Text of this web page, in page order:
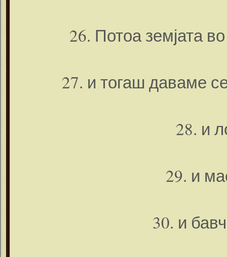
26. Потоа земјата
27. и тогаш даваме
28. и
29. и
30. и